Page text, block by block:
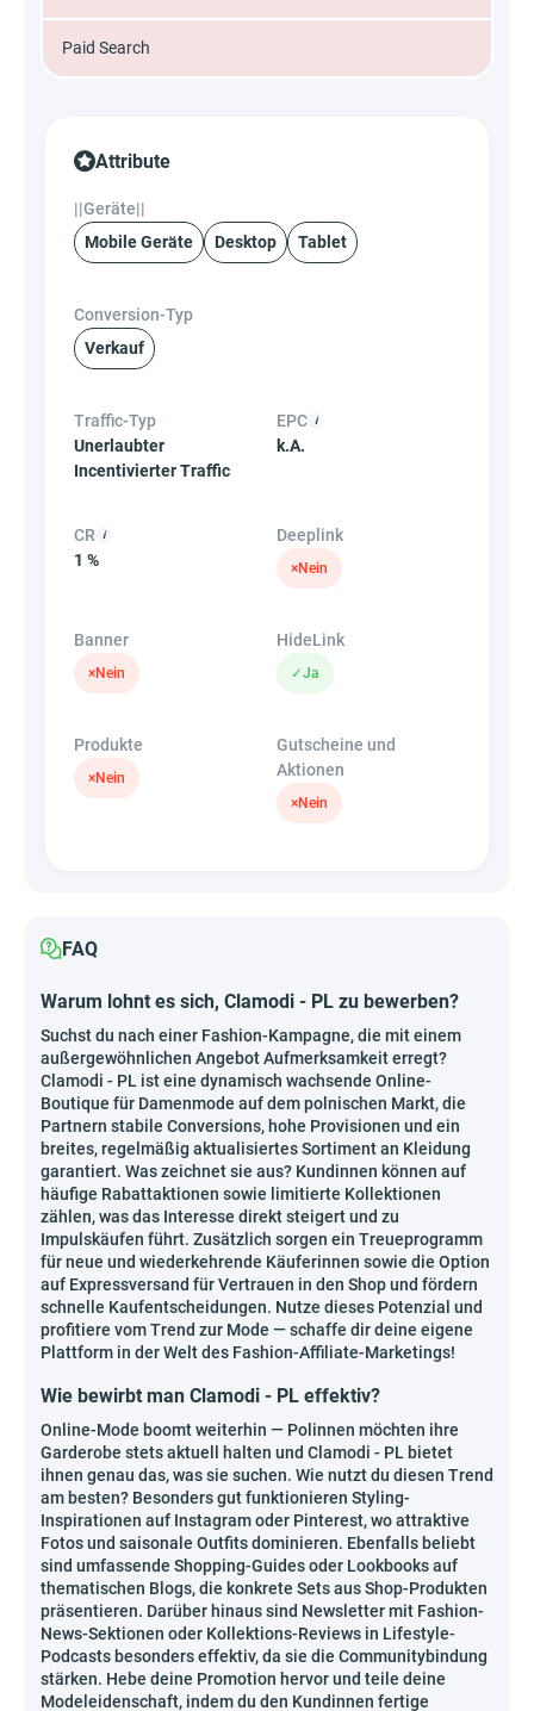
Paid Search
Attribute
||Geräte||
Mobile Geräte
Desktop Tablet
Conversion-Typ
Verkauf
Traffic-Typ
Unerlaubter
Incentivierter Traffic
EPC
k.A.
CR
1 %
Deeplink
×Nein
Banner
×Nein
HideLink
✓Ja
Produkte
×Nein
Gutscheine und
Aktionen
×Nein
FAQ
Warum lohnt es sich, Clamodi - PL zu bewerben?
Suchst du nach einer Fashion-Kampagne, die mit einem
außergewöhnlichen Angebot Aufmerksamkeit erregt?
Clamodi - PL ist eine dynamisch wachsende Online-
Boutique für Damenmode auf dem polnischen Markt, die
Partnern stabile Conversions, hohe Provisionen und ein
breites, regelmäßig aktualisiertes Sortiment an Kleidung
garantiert. Was zeichnet sie aus? Kundinnen können auf
häufige Rabattaktionen sowie limitierte Kollektionen
zählen, was das Interesse direkt steigert und zu
Impulskäufen führt. Zusätzlich sorgen ein Treueprogramm
für neue und wiederkehrende Käuferinnen sowie die Option
auf Expressversand für Vertrauen in den Shop und fördern
schnelle Kaufentscheidungen. Nutze dieses Potenzial und
profitiere vom Trend zur Mode — schaffe dir deine eigene
Plattform in der Welt des Fashion-Affiliate-Marketings!
Wie bewirbt man Clamodi - PL effektiv?
Online-Mode boomt weiterhin — Polinnen möchten ihre
Garderobe stets aktuell halten und Clamodi - PL bietet
ihnen genau das, was sie suchen. Wie nutzt du diesen Trend
am besten? Besonders gut funktionieren Styling-
Inspirationen auf Instagram oder Pinterest, wo attraktive
Fotos und saisonale Outfits dominieren. Ebenfalls beliebt
sind umfassende Shopping-Guides oder Lookbooks auf
thematischen Blogs, die konkrete Sets aus Shop-Produkten
präsentieren. Darüber hinaus sind Newsletter mit Fashion-
News-Sektionen oder Kollektions-Reviews in Lifestyle-
Podcasts besonders effektiv, da sie die Communitybindung
stärken. Hebe deine Promotion hervor und teile deine
Modeleidenschaft, indem du den Kundinnen fertige